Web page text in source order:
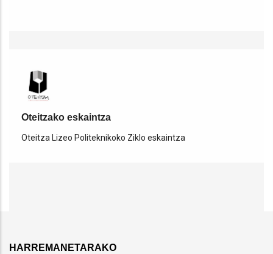
Oteitzako eskaintza
Oteitza Lizeo Politeknikoko Ziklo eskaintza
HARREMANETARAKO